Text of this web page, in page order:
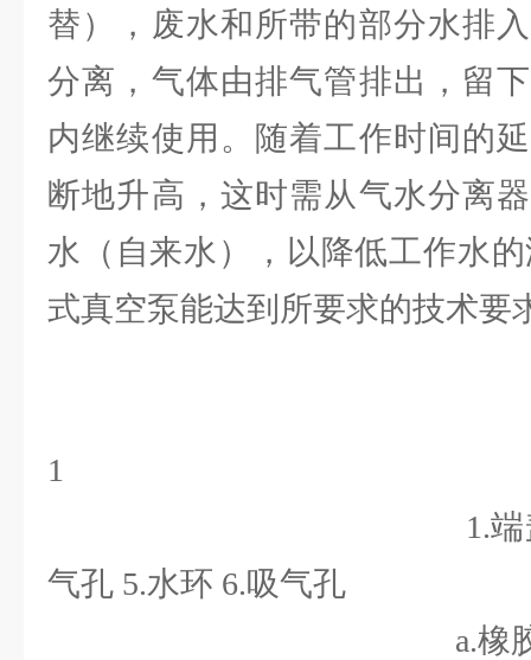
替），废水和所带的部分水排
分离，气体由排气管排出，留
内继续使用。随着工作时间的
断地升高，这时需从气水分离
水（自来水），以降低工作水
式真空泵能达到所要求的技术要
1 图
1.端盖 2. 泵体
气孔 5.水环 6.吸气孔
a.橡胶球孔 b.泵